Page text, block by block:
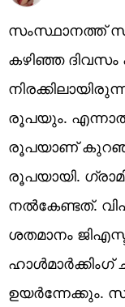
സംസ്ഥാനത്ത്
കഴിഞ്ഞ ദിവസം
രൂപയും. എന്നാൽ
രൂപയാണ്
രൂപയായി.
നൽകേണ്ടത്.
ശതമാനം
ഉയർന്നേക്കും.